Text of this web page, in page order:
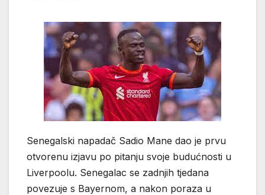
Senegalski napadač Sadio Mane dao je prvu
otvorenu izjavu po pitanju svoje budućnosti u
Liverpoolu. Senegalac se zadnjih tjedana
povezuje s Bayernom, a nakon poraza u